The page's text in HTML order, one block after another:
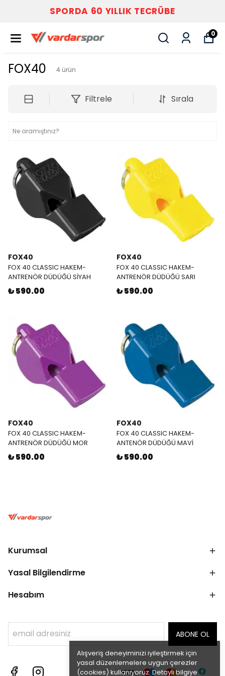
SPORDA 60 YILLIK TECRÜBE
0
Alışveriş deneyiminizi iyileştirmek için
yasal düzenlemelere uygun çerezler
(cookies) kullanıyoruz. Detaylı bilgiye
FOX40 4 ürün
Filtrele Sırala
FOX40
FOX 40 CLASSIC HAKEM-
ANTRENÖR DÜDÜĞÜ SİYAH
₺ 590.00
FOX40
FOX 40 CLASSIC HAKEM-
ANTRENÖR DÜDÜĞÜ SARI
₺ 590.00
FOX40
FOX 40 CLASSIC HAKEM-
ANTRENÖR DÜDÜĞÜ MOR
₺ 590.00
FOX40
FOX 40 CLASSIC HAKEM-
ANTENÖR DÜDÜĞÜ MAVİ
₺ 590.00
Kurumsal
Yasal Bilgilendirme
Hesabım
ABONE OL